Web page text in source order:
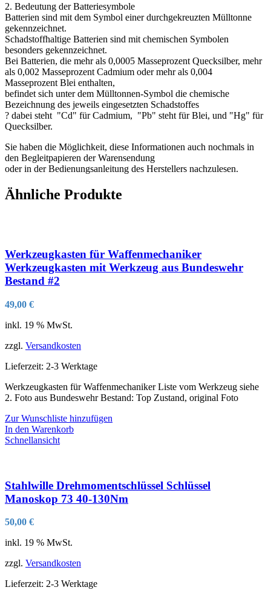
2. Bedeutung der Batteriesymbole
Batterien sind mit dem Symbol einer durchgekreuzten Mülltonne
gekennzeichnet.
Schadstoffhaltige Batterien sind mit chemischen Symbolen
besonders gekennzeichnet.
Bei Batterien, die mehr als 0,0005 Masseprozent Quecksilber, mehr
als 0,002 Masseprozent Cadmium oder mehr als 0,004
Masseprozent Blei enthalten,
befindet sich unter dem Mülltonnen-Symbol die chemische
Bezeichnung des jeweils eingesetzten Schadstoffes
? dabei steht "Cd" für Cadmium, "Pb" steht für Blei, und "Hg" für
Quecksilber.
Sie haben die Möglichkeit, diese Informationen auch nochmals in
den Begleitpapieren der Warensendung
oder in der Bedienungsanleitung des Herstellers nachzulesen.
Ähnliche Produkte
Werkzeugkasten für Waffenmechaniker
Werkzeugkasten mit Werkzeug aus Bundeswehr
Bestand #2
49,00 €
inkl. 19 % MwSt.
zzgl. Versandkosten
Lieferzeit: 2-3 Werktage
Werkzeugkasten für Waffenmechaniker Liste vom Werkzeug siehe
2. Foto aus Bundeswehr Bestand: Top Zustand, original Foto
Zur Wunschliste hinzufügen
In den Warenkorb
Schnellansicht
Stahlwille Drehmomentschlüssel Schlüssel
Manoskop 73 40-130Nm
50,00 €
inkl. 19 % MwSt.
zzgl. Versandkosten
Lieferzeit: 2-3 Werktage